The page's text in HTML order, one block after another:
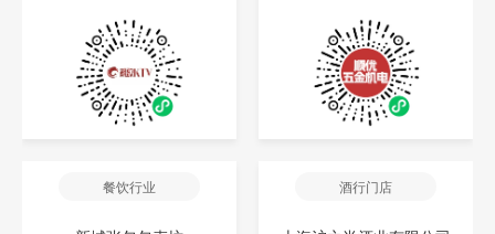
餐饮行业 酒行门店